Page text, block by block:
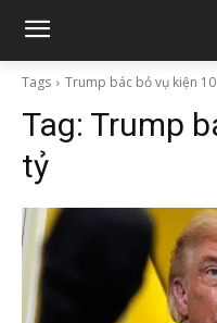
Tags Trump bác bỏ vụ kiện
Tag: Trump
tỷ